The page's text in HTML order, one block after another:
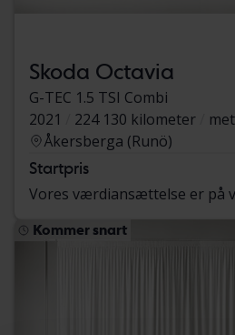
Skoda Octavia
G-TEC 1.5 TSI Combi
2021
224 130 kilometer
Åkersberga (Runö)
Startpris
Vores værdiansættelse er på
Kommer snart